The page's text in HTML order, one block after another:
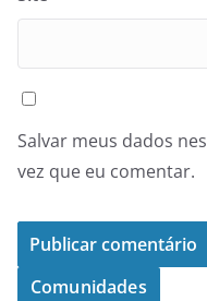
Salvar meus dados
vez que eu comentar.
Comunidades